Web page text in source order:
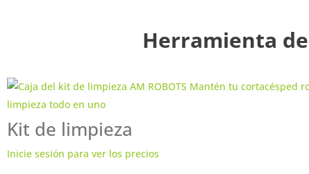
Herramienta
Kit de limpieza
Inicie sesión para ver los precios